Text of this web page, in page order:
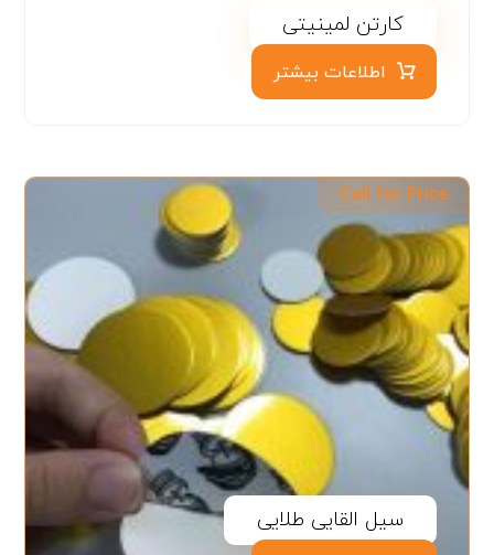
کارتن لمینیتی
اطلاعات بیشتر
سیل القایی طلایی
Call for Price